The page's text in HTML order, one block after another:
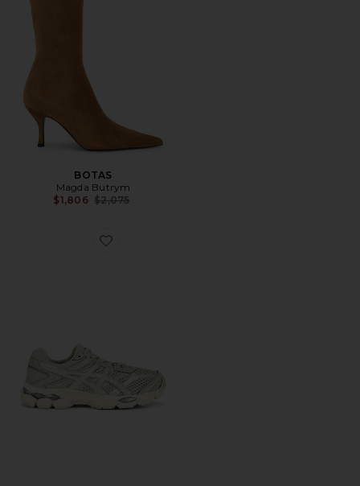
BOTAS
Magda Butrym
$1,806 Previous price:
$2,075
Favorite ZAPATILLAS DEPORTIVAS